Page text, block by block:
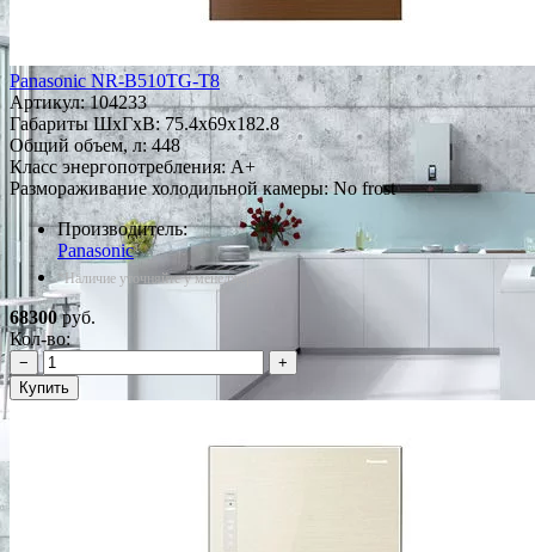
Panasonic NR-B510TG-T8
Артикул:104233
Габариты ШxГxВ: 75.4x69x182.8
Общий объем, л: 448
Класс энергопотребления: A+
Размораживание холодильной камеры: No frost
Производитель:
Panasonic
*Наличие уточняйте у менеджера
68300руб.
Кол-во:
−
+
Купить